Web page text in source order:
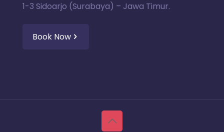
1-3 Sidoarjo (Surabaya) – Jawa Timur.
Book Now